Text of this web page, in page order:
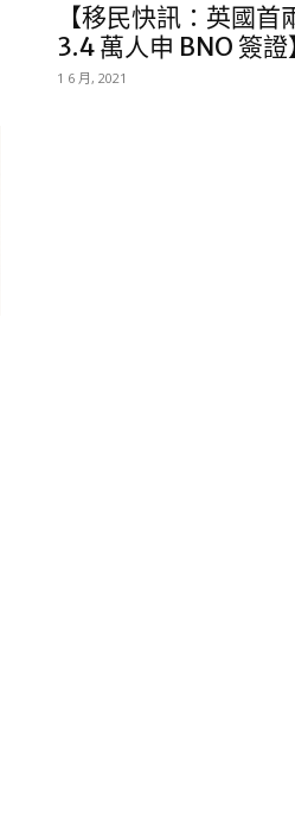
【移民快訊：英國
3.4 萬人申 BNO 簽證
1 6 月, 2021